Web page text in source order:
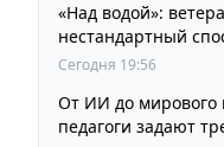
«Над водой»:
нестандартный
пробок и смога
Сегодня 19:56
От ИИ до мирового
педагоги задают